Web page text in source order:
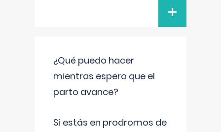
+
¿Qué puedo hacer
mientras espero que el
parto avance?
Si estás en prodromos de